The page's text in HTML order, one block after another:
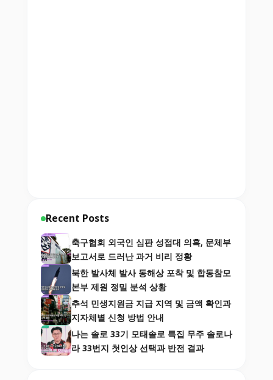
Recent Posts
축구협회 외국인 심판 성접대 의혹, 문체부
보고서로 드러난 과거 비리 정황
북한 발사체 발사 동해상 포착 및 합동참모
본부 제원 정밀 분석 상황
추석 민생지원금 지급 지역 및 금액 확인과
지자체별 신청 방법 안내
나는 솔로 33기 모태솔로 특집 무주 솔로나
라 33번지 첫인상 선택과 반전 결과